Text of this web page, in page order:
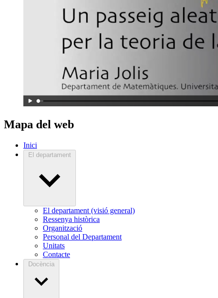
Mapa del web
Inici
El departament
El departament (visió general)
Ressenya històrica
Organització
Personal del Departament
Unitats
Contacte
Docència